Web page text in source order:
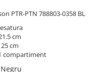
PTR-PTN 788803-0358 BL
cm
25 cm
compartiment
Negru